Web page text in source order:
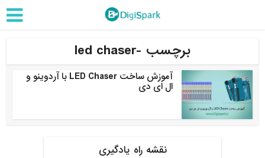
برچسب -led chaser
آموزش ساخت LED Chaser با آردوینو و
ال ای دی
نقشه راه یادگیری